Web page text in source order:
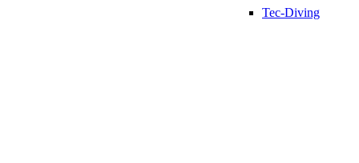
Tec-Diving